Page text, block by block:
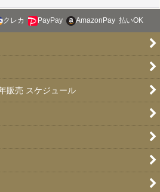
クレカ PayPay AmazonPay 払いOK
販売 スケジュール